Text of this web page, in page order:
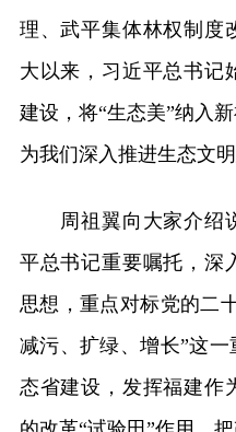
理、武平集体林权制度
大以来，习近平总书记
建设，将“生态美”纳入
为我们深入推进生态文
周祖翼向大家介绍说
平总书记重要嘱托，深
思想，重点对标党的二
减污、扩绿、增长”这
态省建设，发挥福建作